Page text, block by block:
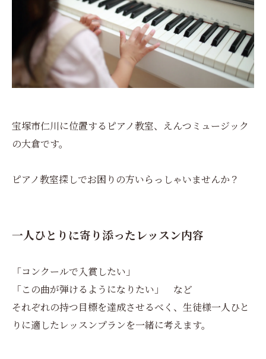
宝塚市仁川に位置するピアノ教室、えんつミュージック
の大倉です。
ピアノ教室探しでお困りの方いらっしゃいませんか？
一人ひとりに寄り添ったレッスン内容
「コンクールで入賞したい」
「この曲が弾けるようになりたい」 など
それぞれの持つ目標を達成させるべく、生徒様一人ひと
りに適したレッスンプランを一緒に考えます。